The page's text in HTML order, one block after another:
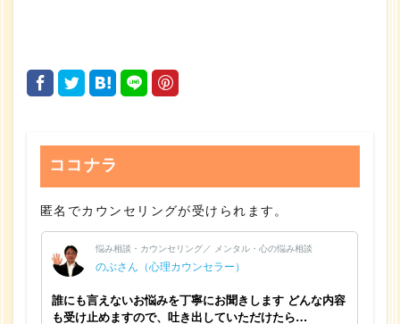
ココナラ
匿名でカウンセリングが受けられます。